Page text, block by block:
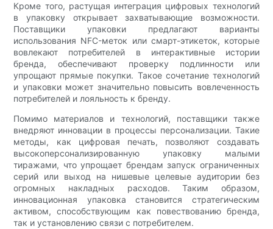
Кроме того, растущая интеграция цифровых технологий
в упаковку открывает захватывающие возможности.
Поставщики упаковки предлагают варианты
использования NFC-меток или смарт-этикеток, которые
вовлекают потребителей в интерактивные истории
бренда, обеспечивают проверку подлинности или
упрощают прямые покупки. Такое сочетание технологий
и упаковки может значительно повысить вовлеченность
потребителей и лояльность к бренду.
Помимо материалов и технологий, поставщики также
внедряют инновации в процессы персонализации. Такие
методы, как цифровая печать, позволяют создавать
высокоперсонализированную упаковку малыми
тиражами, что упрощает брендам запуск ограниченных
серий или выход на нишевые целевые аудитории без
огромных накладных расходов. Таким образом,
инновационная упаковка становится стратегическим
активом, способствующим как повествованию бренда,
так и установлению связи с потребителем.